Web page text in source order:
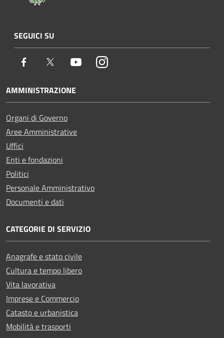
SEGUICI SU
Facebook Twitter YoutubeInstagram
AMMINISTRAZIONE
Organi di Governo
Aree Amministrative
Uffici
Enti e fondazioni
Politici
Personale Amministrativo
Documenti e dati
CATEGORIE DI SERVIZIO
Anagrafe e stato civile
Cultura e tempo libero
Vita lavorativa
Imprese e Commercio
Catasto e urbanistica
Mobilità e trasporti